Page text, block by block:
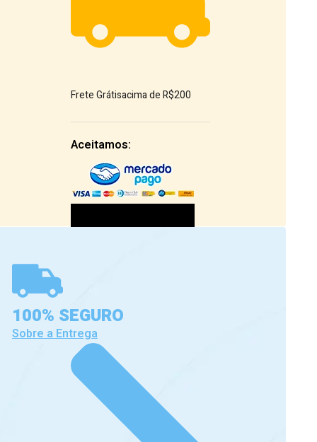
Frete Grátisacima de R$200
Aceitamos:
100% SEGURO
Sobre a Entrega